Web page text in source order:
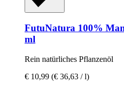
FutuNatura 100%
ml
Rein natürliches Pflanzenöl
€ 10,99 (€ 36,63 / l)